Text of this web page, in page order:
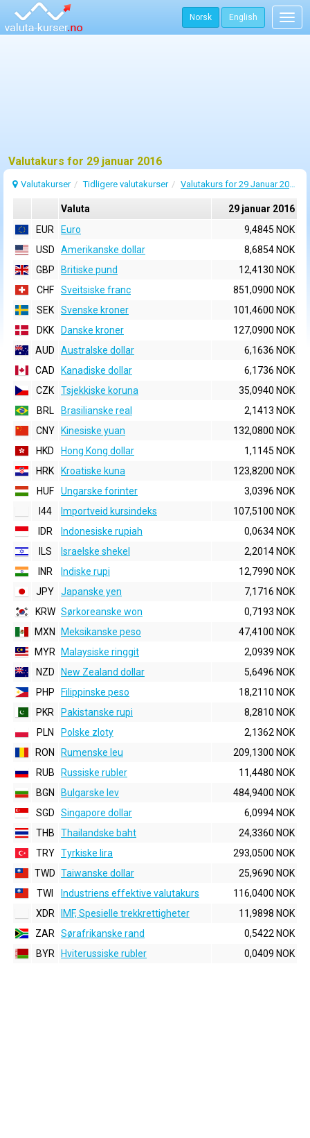
Norsk English
Valutakurs for 29 januar 2016
Valutakurser Tidligere valutakurser Valutakurs for 29 Januar 2016
Valuta
29 januar 2016
EUR
Euro
9,4845 NOK
USD
Amerikanske dollar
8,6854 NOK
GBP
Britiske pund
12,4130 NOK
CHF
Sveitsiske franc
851,0900 NOK
SEK
Svenske kroner
101,4600 NOK
DKK
Danske kroner
127,0900 NOK
AUD
Australske dollar
6,1636 NOK
CAD
Kanadiske dollar
6,1736 NOK
CZK
Tsjekkiske koruna
35,0940 NOK
BRL
Brasilianske real
2,1413 NOK
CNY
Kinesiske yuan
132,0800 NOK
HKD
Hong Kong dollar
1,1145 NOK
HRK
Kroatiske kuna
123,8200 NOK
HUF
Ungarske forinter
3,0396 NOK
I44
Importveid kursindeks
107,5100 NOK
IDR
Indonesiske rupiah
0,0634 NOK
ILS
Israelske shekel
2,2014 NOK
INR
Indiske rupi
12,7990 NOK
JPY
Japanske yen
7,1716 NOK
KRW Sørkoreanske won
0,7193 NOK
MXN
Meksikanske peso
47,4100 NOK
MYR
Malaysiske ringgit
2,0939 NOK
NZD
New Zealand dollar
5,6496 NOK
PHP
Filippinske peso
18,2110 NOK
PKR
Pakistanske rupi
8,2810 NOK
PLN
Polske zloty
2,1362 NOK
RON
Rumenske leu
209,1300 NOK
RUB
Russiske rubler
11,4480 NOK
BGN
Bulgarske lev
484,9400 NOK
SGD
Singapore dollar
6,0994 NOK
THB
Thailandske baht
24,3360 NOK
TRY Tyrkiske lira
293,0500 NOK
TWD Taiwanske dollar
25,9690 NOK
TWI
Industriens effektive valutakurs
116,0400 NOK
XDR
IMF, Spesielle trekkrettigheter
11,9898 NOK
ZAR
Sørafrikanske rand
0,5422 NOK
BYR
Hviterussiske rubler 0,0409 NOK